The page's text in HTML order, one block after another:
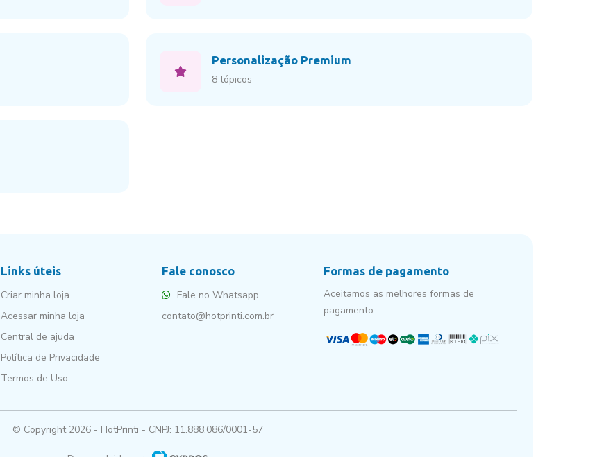
Personalização Premium
8 tópicos
Links úteis
Criar minha loja
Acessar minha loja
Central de ajuda
Política de Privacidade
Termos de Uso
Fale conosco
Fale no Whatsapp
contato@hotprinti.com.br
Formas de pagamento
Aceitamos as melhores formas de
pagamento
© Copyright 2026 - HotPrinti - CNPJ: 11.888.086/0001-57